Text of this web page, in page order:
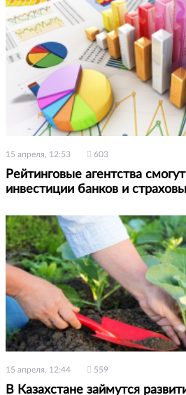
15 апреля, 12:53 603
Рейтинговые агентства
инвестиции банков и
15 апреля, 12:44 559
В Казахстане займутся